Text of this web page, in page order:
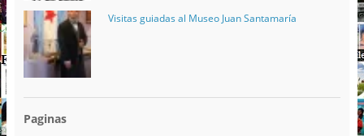
Visitas guiadas al Museo Juan Santamaría
Paginas